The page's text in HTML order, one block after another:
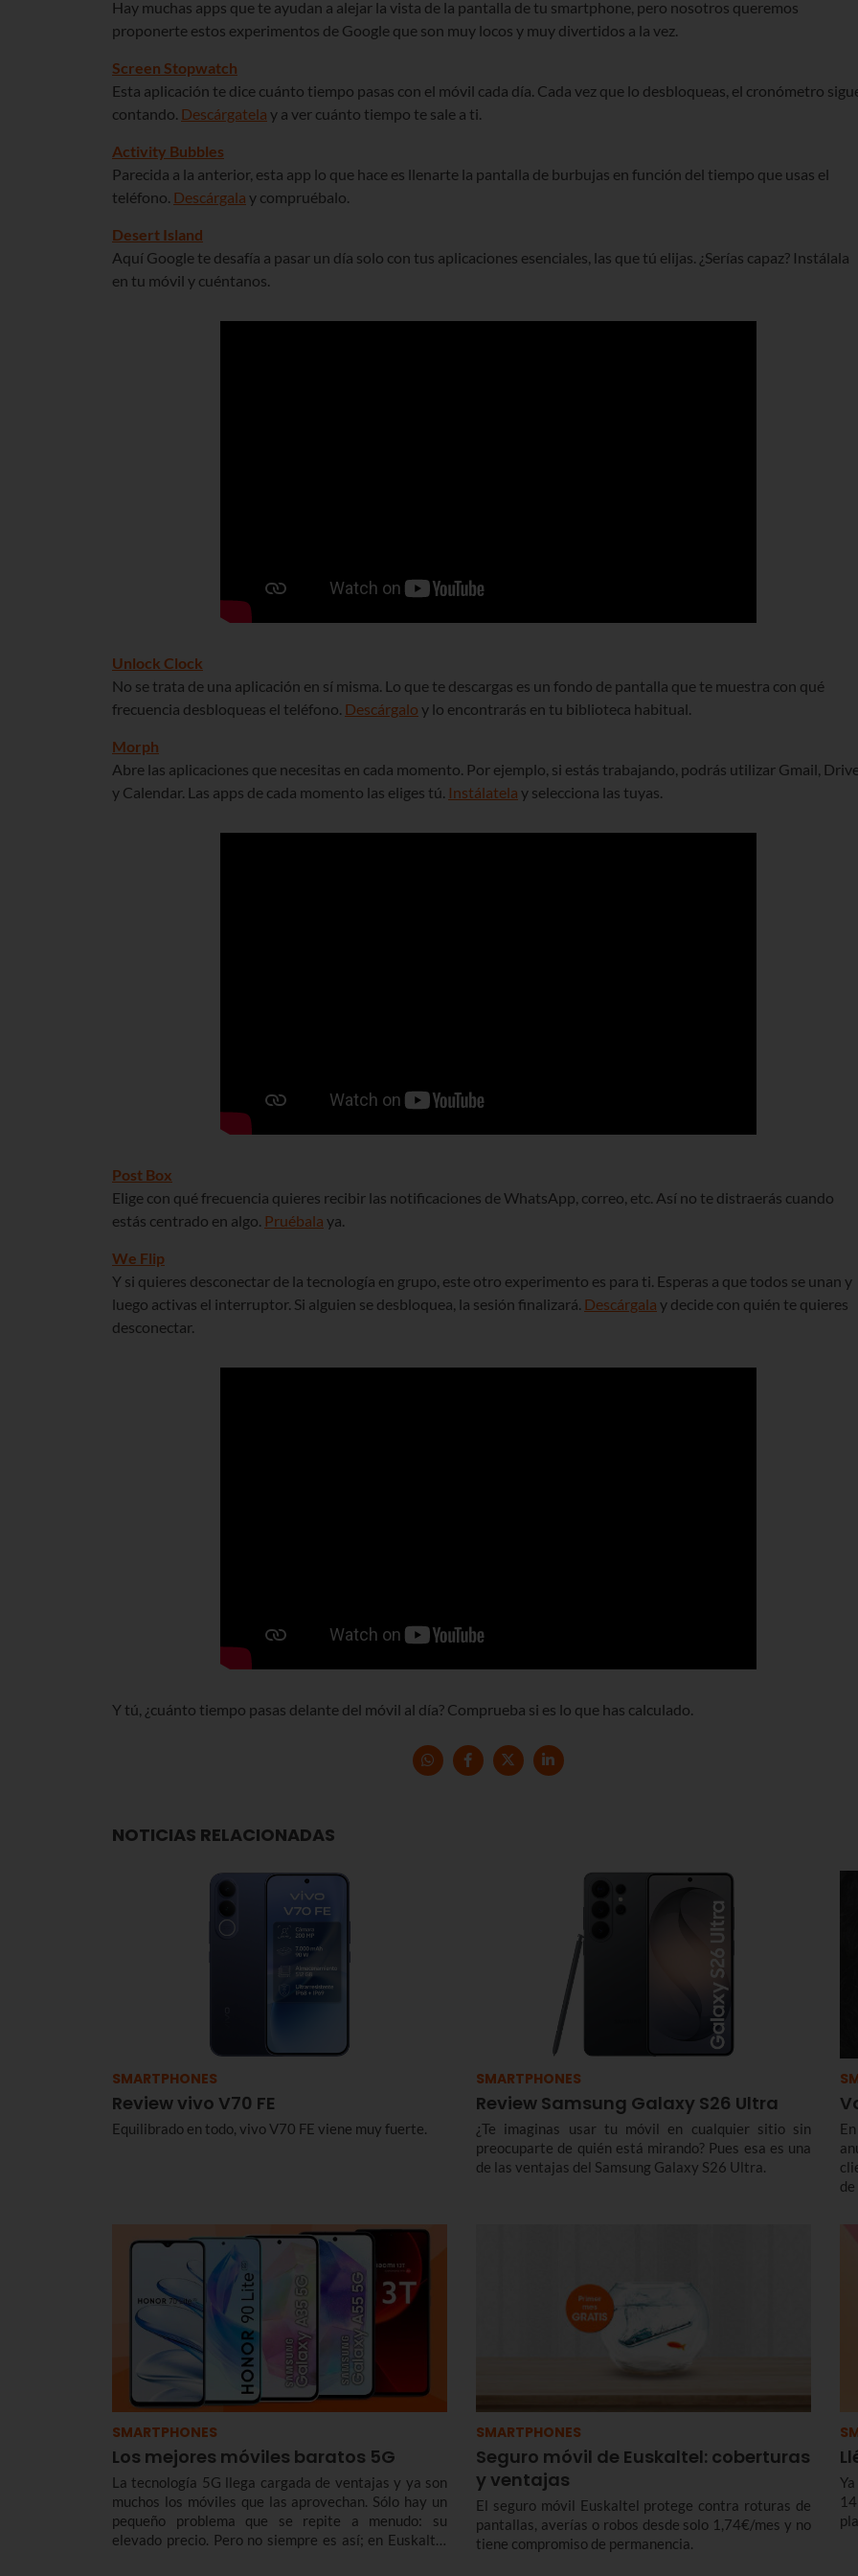
Hay muchas apps que te ayudan a alejar la vista de la pantalla de tu smartphone, pero nosotros queremos
proponerte estos experimentos de Google que son muy locos y muy divertidos a la vez.
Screen Stopwatch
Esta aplicación te dice cuánto tiempo pasas con el móvil cada día. Cada vez que lo desbloqueas, el cronómetro
contando. Descárgatela y a ver cuánto tiempo te sale a ti.
Activity Bubbles
Parecida a la anterior, esta app lo que hace es llenarte la pantalla de burbujas en función del tiempo que usas el
teléfono. Descárgala y compruébalo.
Desert Island
Aquí Google te desafía a pasar un día solo con tus aplicaciones esenciales, las que tú elijas. ¿Serías capaz? Instálala
en tu móvil y cuéntanos.
Unlock Clock
No se trata de una aplicación en sí misma. Lo que te descargas es un fondo de pantalla que te muestra con qué
frecuencia desbloqueas el teléfono. Descárgalo y lo encontrarás en tu biblioteca habitual.
Morph
Abre las aplicaciones que necesitas en cada momento. Por ejemplo, si estás trabajando, podrás utilizar Gmail,
y Calendar. Las apps de cada momento las eliges tú. Instálatela y selecciona las tuyas.
Post Box
Elige con qué frecuencia quieres recibir las notificaciones de WhatsApp, correo, etc. Así no te distraerás cuando
estás centrado en algo. Pruébala ya.
We Flip
Y si quieres desconectar de la tecnología en grupo, este otro experimento es para ti. Esperas a que todos se unan y
luego activas el interruptor. Si alguien se desbloquea, la sesión finalizará. Descárgala y decide con quién te quieres
desconectar.
Y tú, ¿cuánto tiempo pasas delante del móvil al día? Comprueba si es lo que has calculado.
NOTICIAS RELACIONADAS
SMARTPHONES
Review vivo V70 FE
Equilibrado en todo, vivo V70 FE viene muy fuerte.
SMARTPHONES
Review Samsung Galaxy S26 Ultra
¿Te imaginas usar tu móvil en cualquier sitio sin
preocuparte de quién está mirando? Pues esa es una
de las ventajas del Samsung Galaxy S26 Ultra.
SMARTPHONES
Los mejores móviles baratos 5G
La tecnología 5G llega cargada de ventajas y ya son
muchos los móviles que las aprovechan. Sólo hay un
pequeño problema que se repite a menudo: su
elevado precio. Pero no siempre es así; en Euskaltel
SMARTPHONES
Seguro móvil de Euskaltel: coberturas
y ventajas
El seguro móvil Euskaltel protege contra roturas de
pantallas, averías o robos desde solo 1,74€/mes y no
tiene compromiso de permanencia.